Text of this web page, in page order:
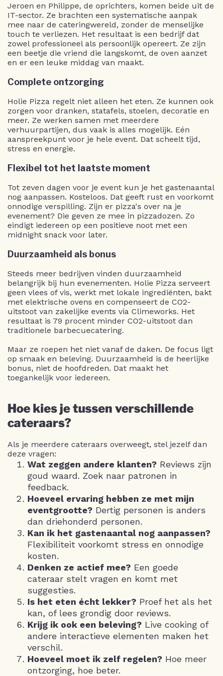
Jeroen en Philippe, de oprichters, komen beide uit de
IT-sector. Ze brachten een systematische aanpak
mee naar de cateringwereld, zonder de menselijke
touch te verliezen. Het resultaat is een bedrijf dat
zowel professioneel als persoonlijk opereert. Ze zijn
een beetje die vriend die langskomt, de oven aanzet
en er een leuke middag van maakt.
Complete ontzorging
Holie Pizza regelt niet alleen het eten. Ze kunnen ook
zorgen voor dranken, statafels, stoelen, decoratie en
meer. Ze werken samen met meerdere
verhuurpartijen, dus vaak is alles mogelijk. Eén
aanspreekpunt voor je hele event. Dat scheelt tijd,
stress en energie.
Flexibel tot het laatste moment
Tot zeven dagen voor je event kun je het gastenaantal
nog aanpassen. Kosteloos. Dat geeft rust en voorkomt
onnodige verspilling. Zijn er pizza's over na je
evenement? Die geven ze mee in pizzadozen. Zo
eindigt iedereen op een positieve noot met een
midnight snack voor later.
Duurzaamheid als bonus
Steeds meer bedrijven vinden duurzaamheid
belangrijk bij hun evenementen. Holie Pizza serveert
geen vlees of vis, werkt met lokale ingrediënten, bakt
met elektrische ovens en compenseert de CO2-
uitstoot van zakelijke events via Climeworks. Het
resultaat is 79 procent minder CO2-uitstoot dan
traditionele barbecuecatering.
Maar ze roepen het niet vanaf de daken. De focus ligt
op smaak en beleving. Duurzaamheid is de heerlijke
bonus, niet de hoofdreden. Dat maakt het
toegankelijk voor iedereen.
Hoe kies je tussen verschillende
cateraars?
Als je meerdere cateraars overweegt, stel jezelf dan
deze vragen:
Wat zeggen andere klanten? Reviews zijn
goud waard. Zoek naar patronen in
feedback.
Hoeveel ervaring hebben ze met mijn
eventgrootte? Dertig personen is anders
dan driehonderd personen.
Kan ik het gastenaantal nog aanpassen?
Flexibiliteit voorkomt stress en onnodige
kosten.
Denken ze actief mee? Een goede
cateraar stelt vragen en komt met
suggesties.
Is het eten écht lekker? Proef het als het
kan, of lees grondig door reviews.
Krijg ik ook een beleving? Live cooking of
andere interactieve elementen maken het
verschil.
Hoeveel moet ik zelf regelen? Hoe meer
ontzorging, hoe beter.